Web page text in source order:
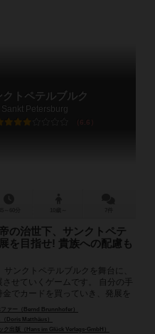
クトペテルブルク
Sankt Petersburg
6.6
の治世下、サンクトペテ
を目指せ! 貴族への配慮も
ンクトペテルブルクを舞台に、
させていくゲームです。 自分の手
でカードを買っていき、発展を
す。 ...
ファー（Bernd Brunnhofer）
（Doris Matthäus）
ク出版（Hans im Glück Verlags-GmbH）